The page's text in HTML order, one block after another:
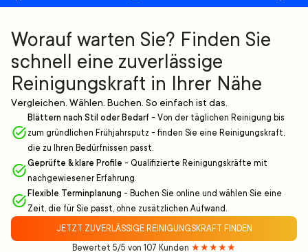
Worauf warten Sie? Finden Sie
schnell eine zuverlässige
Reinigungskraft in Ihrer Nähe
Vergleichen. Wählen. Buchen. So einfach ist das.
Blättern nach Stil oder Bedarf - Von der täglichen Reinigung bis
zum gründlichen Frühjahrsputz - finden Sie eine Reinigungskraft,
die zu Ihren Bedürfnissen passt.
Geprüfte & klare Profile - Qualifizierte Reinigungskräfte mit
nachgewiesener Erfahrung.
Flexible Terminplanung - Buchen Sie online und wählen Sie eine
Zeit, die für Sie passt, ohne zusätzlichen Aufwand.
JETZT ZUVERLÄSSIGE REINIGUNGSKRAFT FINDEN
Bewertet 5/5 von 107 Kunden ★★★★★